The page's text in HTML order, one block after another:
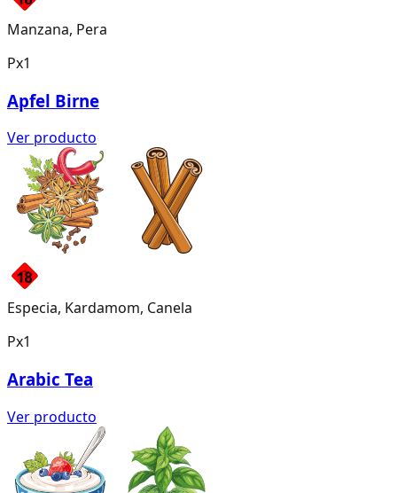
Manzana, Pera
Px1
Apfel Birne
Ver producto
Especia, Kardamom, Canela
Px1
Arabic Tea
Ver producto